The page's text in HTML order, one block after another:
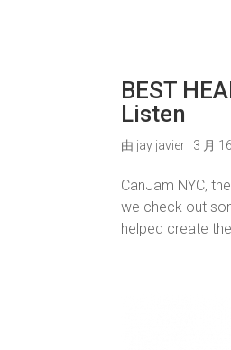
BEST
Listen
由 jay javier 3 月
CanJam NYC,
we check out
helped create